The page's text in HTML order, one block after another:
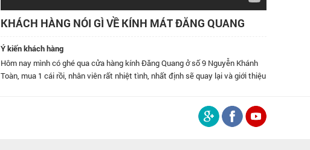
KHÁCH HÀNG NÓI GÌ VỀ KÍNH MÁT ĐĂNG QUANG
Ý kiến khách hàng
Hôm nay mình có ghé qua cửa hàng kính Đăng Quang ở số 9 Nguyễn Khánh
Toàn, mua 1 cái rồi, nhân viên rất nhiệt tình, nhất định sẽ quay lại và giới thiệu